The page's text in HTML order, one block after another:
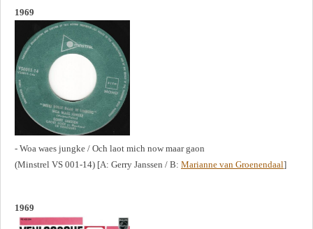
1969
- Woa waes jungke / Och laot mich now maar gaon
(Minstrel VS 001-14) [A: Gerry Janssen / B: Marianne van Groenendaal]
1969